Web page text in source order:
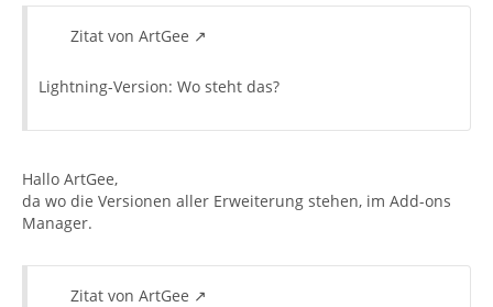
Zitat von ArtGee
Lightning-Version: Wo steht das?
Hallo ArtGee,
da wo die Versionen aller Erweiterung stehen, im Add-ons
Manager.
Zitat von ArtGee